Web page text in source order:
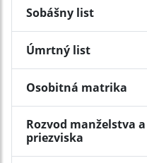
Sobášny list
Úmrtný list
Osobitná matrika
Rozvod manželstva
priezviska